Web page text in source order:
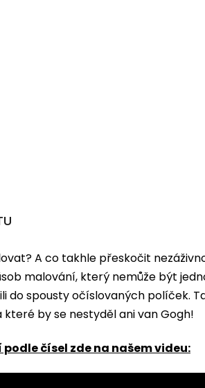
A co takhle přeskočit
malování, který nemůže být
do spousty očíslovaných políček.
by se nestyděl ani van Gogh!
čísel zde na našem videu: